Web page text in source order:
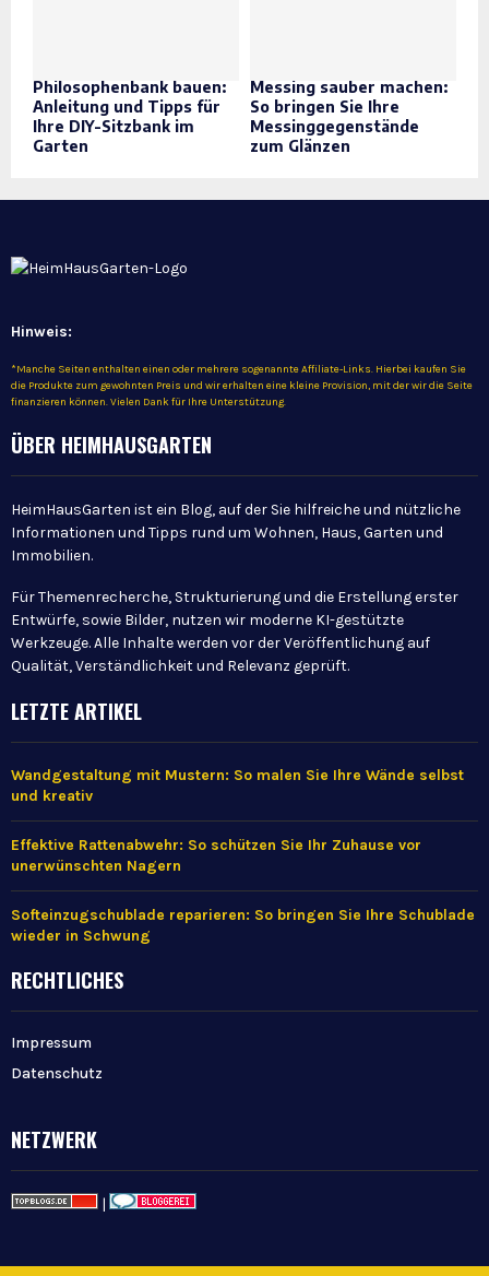
Philosophenbank bauen:
Anleitung und Tipps für
Ihre DIY-Sitzbank im
Garten
Messing sauber machen:
So bringen Sie Ihre
Messinggegenstände
zum Glänzen
Hinweis:
*Manche Seiten enthalten einen oder mehrere sogenannte Affiliate-Links. Hierbei kaufen Sie
die Produkte zum gewohnten Preis und wir erhalten eine kleine Provision, mit der wir die Seite
finanzieren können. Vielen Dank für Ihre Unterstützung.
ÜBER HEIMHAUSGARTEN
HeimHausGarten ist ein Blog, auf der Sie hilfreiche und nützliche
Informationen und Tipps rund um Wohnen, Haus, Garten und
Immobilien.
Für Themenrecherche, Strukturierung und die Erstellung erster
Entwürfe, sowie Bilder, nutzen wir moderne KI-gestützte
Werkzeuge. Alle Inhalte werden vor der Veröffentlichung auf
Qualität, Verständlichkeit und Relevanz geprüft.
LETZTE ARTIKEL
Wandgestaltung mit Mustern: So malen Sie Ihre Wände selbst
und kreativ
Effektive Rattenabwehr: So schützen Sie Ihr Zuhause vor
unerwünschten Nagern
Softeinzugschublade reparieren: So bringen Sie Ihre Schublade
wieder in Schwung
RECHTLICHES
Impressum
Datenschutz
NETZWERK
|